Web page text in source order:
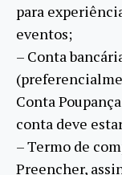
para
eventos;
– Conta
Conta
conta deve
– Termo de
Preencher,